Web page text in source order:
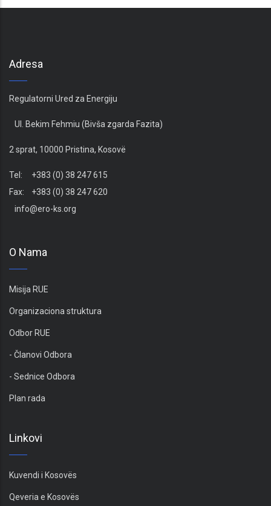
Adresa
Regulatorni Ured za Energiju
Ul. Bekim Fehmiu (Bivša zgarda Fazita)
2 sprat, 10000 Pristina, Kosovë
Tel: +383 (0) 38 247 615
Fax: +383 (0) 38 247 620
info@ero-ks.org
O Nama
Misija RUE
Organizaciona struktura
Odbor RUE
- Članovi Odbora
- Sednice Odbora
Plan rada
Linkovi
Kuvendi i Kosovës
Qeveria e Kosovës